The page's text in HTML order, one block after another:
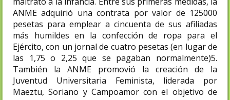
ANME adquirió una contrata por valor de 125000
pesetas para emplear a cincuenta de sus afiliadas
más humildes en la confección de ropa para el
Ejército, con un jornal de cuatro pesetas (en lugar de
las 1,75 o 2,25 que se pagaban normalmente)5​.
También la ANME promovió la creación de la
Juventud Universitaria Feminista, liderada por
Maeztu, Soriano y Campoamor con el objetivo de